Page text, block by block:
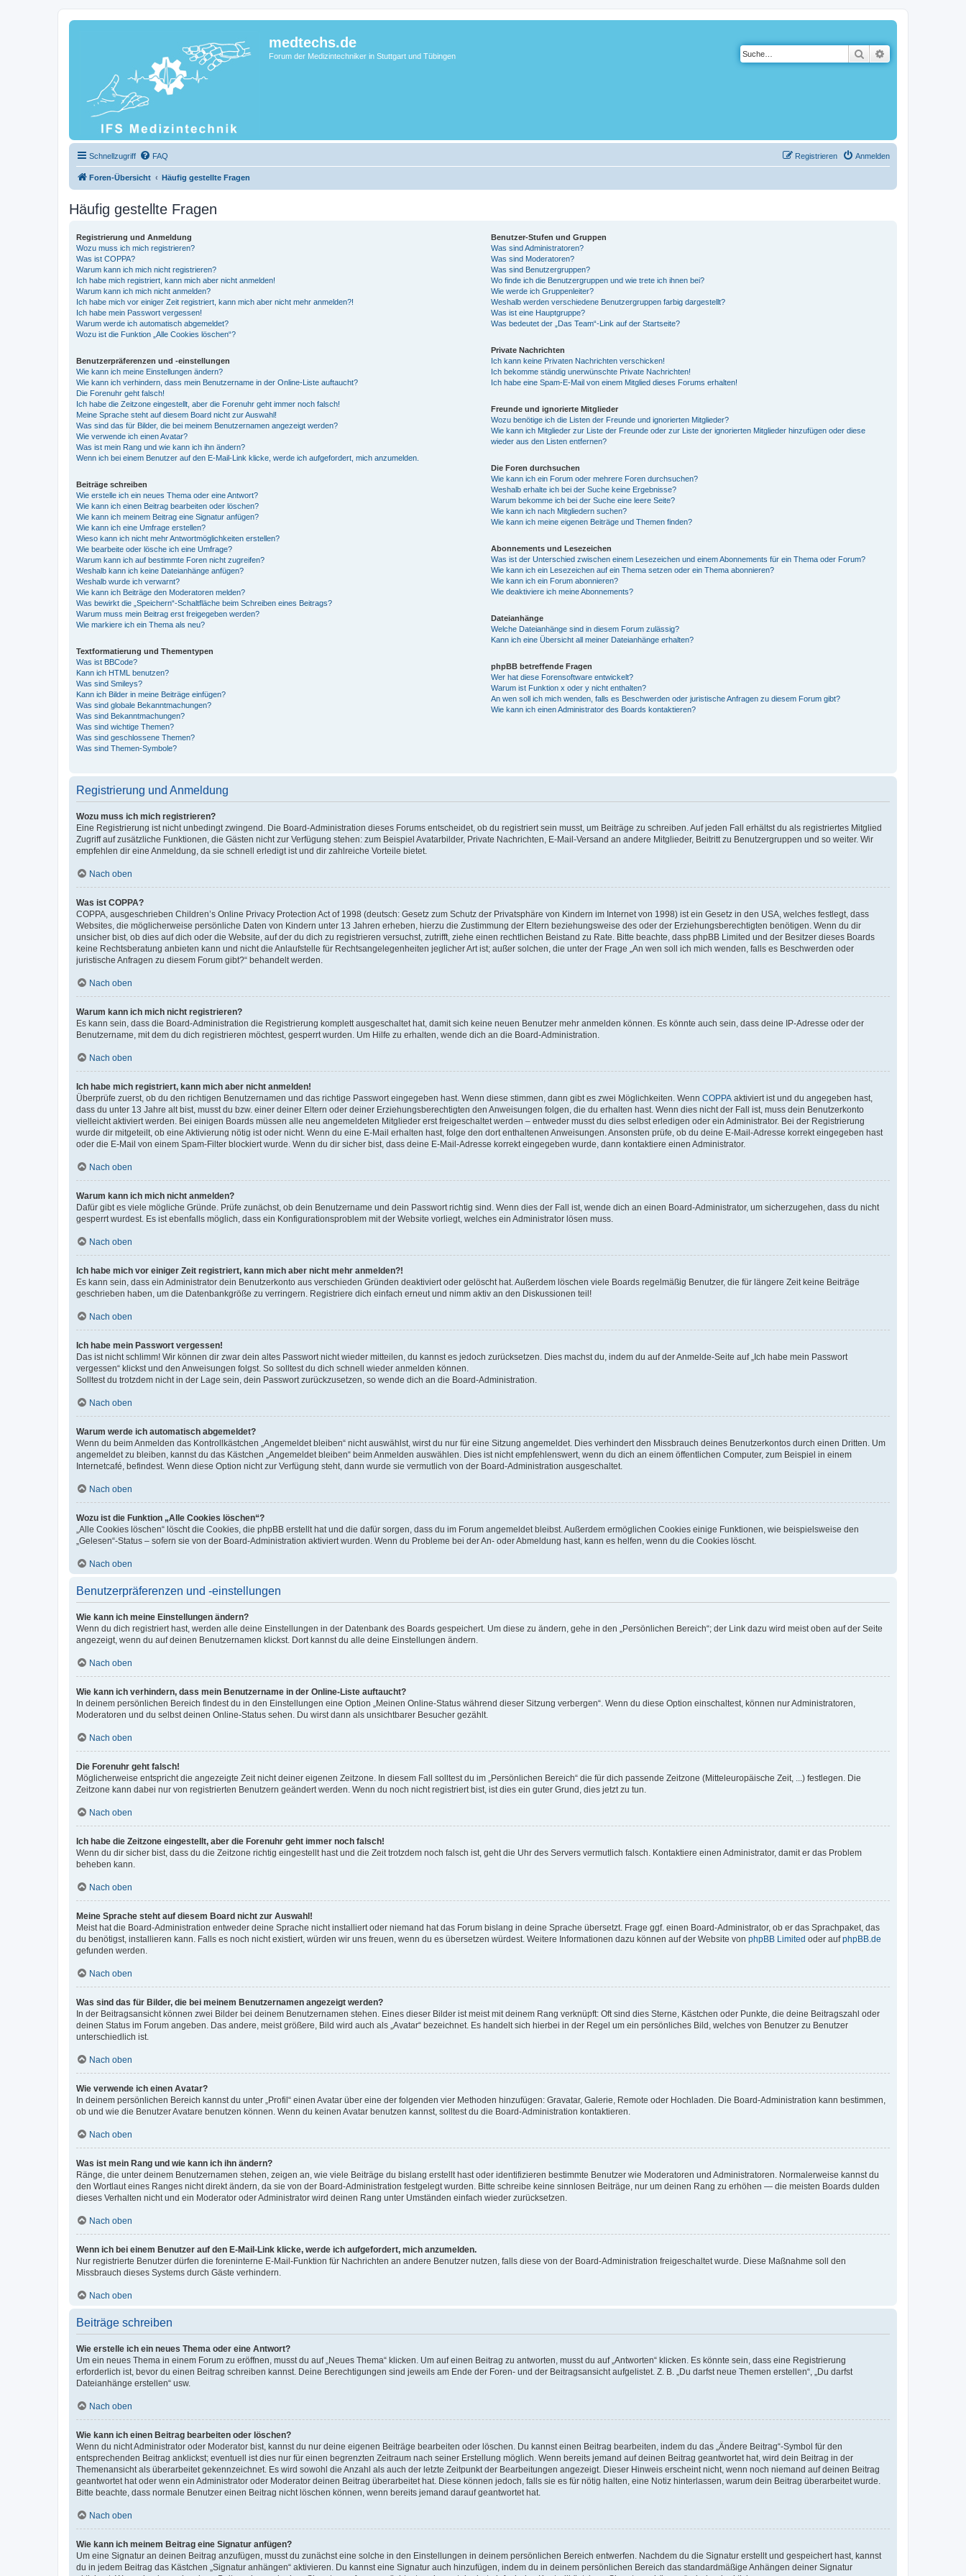
medtechs.de
Forum der Medizintechniker in Stuttgart und Tübingen Suche
Schnellzugriff FAQ Anmelden
Registrieren
Foren-Übersicht Häufig gestellte Fragen
Häufig gestellte Fragen
Registrierung und Anmeldung
Wozu muss ich mich registrieren?
Was ist COPPA?
Warum kann ich mich nicht registrieren?
Ich habe mich registriert, kann mich aber nicht anmelden!
Warum kann ich mich nicht anmelden?
Ich habe mich vor einiger Zeit registriert, kann mich aber nicht mehr anmelden?!
Ich habe mein Passwort vergessen!
Warum werde ich automatisch abgemeldet?
Wozu ist die Funktion „Alle Cookies löschen“?
Benutzerpräferenzen und -einstellungen
Wie kann ich meine Einstellungen ändern?
Wie kann ich verhindern, dass mein Benutzername in der Online-Liste auftaucht?
Die Forenuhr geht falsch!
Ich habe die Zeitzone eingestellt, aber die Forenuhr geht immer noch falsch!
Meine Sprache steht auf diesem Board nicht zur Auswahl!
Was sind das für Bilder, die bei meinem Benutzernamen angezeigt werden?
Wie verwende ich einen Avatar?
Was ist mein Rang und wie kann ich ihn ändern?
Wenn ich bei einem Benutzer auf den E-Mail-Link klicke, werde ich aufgefordert, mich anzumelden.
Beiträge schreiben
Wie erstelle ich ein neues Thema oder eine Antwort?
Wie kann ich einen Beitrag bearbeiten oder löschen?
Wie kann ich meinem Beitrag eine Signatur anfügen?
Wie kann ich eine Umfrage erstellen?
Wieso kann ich nicht mehr Antwortmöglichkeiten erstellen?
Wie bearbeite oder lösche ich eine Umfrage?
Warum kann ich auf bestimmte Foren nicht zugreifen?
Weshalb kann ich keine Dateianhänge anfügen?
Weshalb wurde ich verwarnt?
Wie kann ich Beiträge den Moderatoren melden?
Was bewirkt die „Speichern“-Schaltfläche beim Schreiben eines Beitrags?
Warum muss mein Beitrag erst freigegeben werden?
Wie markiere ich ein Thema als neu?
Textformatierung und Thementypen
Was ist BBCode?
Kann ich HTML benutzen?
Was sind Smileys?
Kann ich Bilder in meine Beiträge einfügen?
Was sind globale Bekanntmachungen?
Was sind Bekanntmachungen?
Was sind wichtige Themen?
Was sind geschlossene Themen?
Was sind Themen-Symbole?
Benutzer-Stufen und Gruppen
Was sind Administratoren?
Was sind Moderatoren?
Was sind Benutzergruppen?
Wo finde ich die Benutzergruppen und wie trete ich ihnen bei?
Wie werde ich Gruppenleiter?
Weshalb werden verschiedene Benutzergruppen farbig dargestellt?
Was ist eine Hauptgruppe?
Was bedeutet der „Das Team“-Link auf der Startseite?
Private Nachrichten
Ich kann keine Privaten Nachrichten verschicken!
Ich bekomme ständig unerwünschte Private Nachrichten!
Ich habe eine Spam-E-Mail von einem Mitglied dieses Forums erhalten!
Freunde und ignorierte Mitglieder
Wozu benötige ich die Listen der Freunde und ignorierten Mitglieder?
Wie kann ich Mitglieder zur Liste der Freunde oder zur Liste der ignorierten Mitglieder hinzufügen oder diese
wieder aus den Listen entfernen?
Die Foren durchsuchen
Wie kann ich ein Forum oder mehrere Foren durchsuchen?
Weshalb erhalte ich bei der Suche keine Ergebnisse?
Warum bekomme ich bei der Suche eine leere Seite?
Wie kann ich nach Mitgliedern suchen?
Wie kann ich meine eigenen Beiträge und Themen finden?
Abonnements und Lesezeichen
Was ist der Unterschied zwischen einem Lesezeichen und einem Abonnements für ein Thema oder Forum?
Wie kann ich ein Lesezeichen auf ein Thema setzen oder ein Thema abonnieren?
Wie kann ich ein Forum abonnieren?
Wie deaktiviere ich meine Abonnements?
Dateianhänge
Welche Dateianhänge sind in diesem Forum zulässig?
Kann ich eine Übersicht all meiner Dateianhänge erhalten?
phpBB betreffende Fragen
Wer hat diese Forensoftware entwickelt?
Warum ist Funktion x oder y nicht enthalten?
An wen soll ich mich wenden, falls es Beschwerden oder juristische Anfragen zu diesem Forum gibt?
Wie kann ich einen Administrator des Boards kontaktieren?
Registrierung und Anmeldung
Wozu muss ich mich registrieren?
Eine Registrierung ist nicht unbedingt zwingend. Die Board-Administration dieses Forums entscheidet, ob du registriert sein musst, um Beiträge zu schreiben. Auf jeden Fall erhältst du als registriertes Mitglied
Zugriff auf zusätzliche Funktionen, die Gästen nicht zur Verfügung stehen: zum Beispiel Avatarbilder, Private Nachrichten, E-Mail-Versand an andere Mitglieder, Beitritt zu Benutzergruppen und so weiter. Wir
empfehlen dir eine Anmeldung, da sie schnell erledigt ist und dir zahlreiche Vorteile bietet.
Nach oben
Was ist COPPA?
COPPA, ausgeschrieben Children’s Online Privacy Protection Act of 1998 (deutsch: Gesetz zum Schutz der Privatsphäre von Kindern im Internet von 1998) ist ein Gesetz in den USA, welches festlegt, dass
Websites, die möglicherweise persönliche Daten von Kindern unter 13 Jahren erheben, hierzu die Zustimmung der Eltern beziehungsweise des oder der Erziehungsberechtigten benötigen. Wenn du dir
unsicher bist, ob dies auf dich oder die Website, auf der du dich zu registrieren versuchst, zutrifft, ziehe einen rechtlichen Beistand zu Rate. Bitte beachte, dass phpBB Limited und der Besitzer dieses Boards
keine Rechtsberatung anbieten kann und nicht die Anlaufstelle für Rechtsangelegenheiten jeglicher Art ist; außer solchen, die unter der Frage „An wen soll ich mich wenden, falls es Beschwerden oder
juristische Anfragen zu diesem Forum gibt?“ behandelt werden.
Nach oben
Warum kann ich mich nicht registrieren?
Es kann sein, dass die Board-Administration die Registrierung komplett ausgeschaltet hat, damit sich keine neuen Benutzer mehr anmelden können. Es könnte auch sein, dass deine IP-Adresse oder der
Benutzername, mit dem du dich registrieren möchtest, gesperrt wurden. Um Hilfe zu erhalten, wende dich an die Board-Administration.
Nach oben
Ich habe mich registriert, kann mich aber nicht anmelden!
Überprüfe zuerst, ob du den richtigen Benutzernamen und das richtige Passwort eingegeben hast. Wenn diese stimmen, dann gibt es zwei Möglichkeiten. Wenn COPPA aktiviert ist und du angegeben hast,
dass du unter 13 Jahre alt bist, musst du bzw. einer deiner Eltern oder deiner Erziehungsberechtigten den Anweisungen folgen, die du erhalten hast. Wenn dies nicht der Fall ist, muss dein Benutzerkonto
vielleicht aktiviert werden. Bei einigen Boards müssen alle neu angemeldeten Mitglieder erst freigeschaltet werden – entweder musst du dies selbst erledigen oder ein Administrator. Bei der Registrierung
wurde dir mitgeteilt, ob eine Aktivierung nötig ist oder nicht. Wenn du eine E-Mail erhalten hast, folge den dort enthaltenen Anweisungen. Ansonsten prüfe, ob du deine E-Mail-Adresse korrekt eingegeben hast
oder die E-Mail von einem Spam-Filter blockiert wurde. Wenn du dir sicher bist, dass deine E-Mail-Adresse korrekt eingegeben wurde, dann kontaktiere einen Administrator.
Nach oben
Warum kann ich mich nicht anmelden?
Dafür gibt es viele mögliche Gründe. Prüfe zunächst, ob dein Benutzername und dein Passwort richtig sind. Wenn dies der Fall ist, wende dich an einen Board-Administrator, um sicherzugehen, dass du nicht
gesperrt wurdest. Es ist ebenfalls möglich, dass ein Konfigurationsproblem mit der Website vorliegt, welches ein Administrator lösen muss.
Nach oben
Ich habe mich vor einiger Zeit registriert, kann mich aber nicht mehr anmelden?!
Es kann sein, dass ein Administrator dein Benutzerkonto aus verschieden Gründen deaktiviert oder gelöscht hat. Außerdem löschen viele Boards regelmäßig Benutzer, die für längere Zeit keine Beiträge
geschrieben haben, um die Datenbankgröße zu verringern. Registriere dich einfach erneut und nimm aktiv an den Diskussionen teil!
Nach oben
Ich habe mein Passwort vergessen!
Das ist nicht schlimm! Wir können dir zwar dein altes Passwort nicht wieder mitteilen, du kannst es jedoch zurücksetzen. Dies machst du, indem du auf der Anmelde-Seite auf „Ich habe mein Passwort
vergessen“ klickst und den Anweisungen folgst. So solltest du dich schnell wieder anmelden können.
Solltest du trotzdem nicht in der Lage sein, dein Passwort zurückzusetzen, so wende dich an die Board-Administration.
Nach oben
Warum werde ich automatisch abgemeldet?
Wenn du beim Anmelden das Kontrollkästchen „Angemeldet bleiben“ nicht auswählst, wirst du nur für eine Sitzung angemeldet. Dies verhindert den Missbrauch deines Benutzerkontos durch einen Dritten. Um
angemeldet zu bleiben, kannst du das Kästchen „Angemeldet bleiben“ beim Anmelden auswählen. Dies ist nicht empfehlenswert, wenn du dich an einem öffentlichen Computer, zum Beispiel in einem
Internetcafé, befindest. Wenn diese Option nicht zur Verfügung steht, dann wurde sie vermutlich von der Board-Administration ausgeschaltet.
Nach oben
Wozu ist die Funktion „Alle Cookies löschen“?
„Alle Cookies löschen“ löscht die Cookies, die phpBB erstellt hat und die dafür sorgen, dass du im Forum angemeldet bleibst. Außerdem ermöglichen Cookies einige Funktionen, wie beispielsweise den
„Gelesen“-Status – sofern sie von der Board-Administration aktiviert wurden. Wenn du Probleme bei der An- oder Abmeldung hast, kann es helfen, wenn du die Cookies löscht.
Nach oben
Benutzerpräferenzen und -einstellungen
Wie kann ich meine Einstellungen ändern?
Wenn du dich registriert hast, werden alle deine Einstellungen in der Datenbank des Boards gespeichert. Um diese zu ändern, gehe in den „Persönlichen Bereich“; der Link dazu wird meist oben auf der Seite
angezeigt, wenn du auf deinen Benutzernamen klickst. Dort kannst du alle deine Einstellungen ändern.
Nach oben
Wie kann ich verhindern, dass mein Benutzername in der Online-Liste auftaucht?
In deinem persönlichen Bereich findest du in den Einstellungen eine Option „Meinen Online-Status während dieser Sitzung verbergen“. Wenn du diese Option einschaltest, können nur Administratoren,
Moderatoren und du selbst deinen Online-Status sehen. Du wirst dann als unsichtbarer Besucher gezählt.
Nach oben
Die Forenuhr geht falsch!
Möglicherweise entspricht die angezeigte Zeit nicht deiner eigenen Zeitzone. In diesem Fall solltest du im „Persönlichen Bereich“ die für dich passende Zeitzone (Mitteleuropäische Zeit, ...) festlegen. Die
Zeitzone kann dabei nur von registrierten Benutzern geändert werden. Wenn du noch nicht registriert bist, ist dies ein guter Grund, dies jetzt zu tun.
Nach oben
Ich habe die Zeitzone eingestellt, aber die Forenuhr geht immer noch falsch!
Wenn du dir sicher bist, dass du die Zeitzone richtig eingestellt hast und die Zeit trotzdem noch falsch ist, geht die Uhr des Servers vermutlich falsch. Kontaktiere einen Administrator, damit er das Problem
beheben kann.
Nach oben
Meine Sprache steht auf diesem Board nicht zur Auswahl!
Meist hat die Board-Administration entweder deine Sprache nicht installiert oder niemand hat das Forum bislang in deine Sprache übersetzt. Frage ggf. einen Board-Administrator, ob er das Sprachpaket, das
du benötigst, installieren kann. Falls es noch nicht existiert, würden wir uns freuen, wenn du es übersetzen würdest. Weitere Informationen dazu können auf der Website von phpBB Limited oder aufphpBB.de
gefunden werden.
Nach oben
Was sind das für Bilder, die bei meinem Benutzernamen angezeigt werden?
In der Beitragsansicht können zwei Bilder bei deinem Benutzernamen stehen. Eines dieser Bilder ist meist mit deinem Rang verknüpft: Oft sind dies Sterne, Kästchen oder Punkte, die deine Beitragszahl oder
deinen Status im Forum angeben. Das andere, meist größere, Bild wird auch als „Avatar“ bezeichnet. Es handelt sich hierbei in der Regel um ein persönliches Bild, welches von Benutzer zu Benutzer
unterschiedlich ist.
Nach oben
Wie verwende ich einen Avatar?
In deinem persönlichen Bereich kannst du unter „Profil“ einen Avatar über eine der folgenden vier Methoden hinzufügen: Gravatar, Galerie, Remote oder Hochladen. Die Board-Administration kann bestimmen,
ob und wie die Benutzer Avatare benutzen können. Wenn du keinen Avatar benutzen kannst, solltest du die Board-Administration kontaktieren.
Nach oben
Was ist mein Rang und wie kann ich ihn ändern?
Ränge, die unter deinem Benutzernamen stehen, zeigen an, wie viele Beiträge du bislang erstellt hast oder identifizieren bestimmte Benutzer wie Moderatoren und Administratoren. Normalerweise kannst du
den Wortlaut eines Ranges nicht direkt ändern, da sie von der Board-Administration festgelegt wurden. Bitte schreibe keine sinnlosen Beiträge, nur um deinen Rang zu erhöhen — die meisten Boards dulden
dieses Verhalten nicht und ein Moderator oder Administrator wird deinen Rang unter Umständen einfach wieder zurücksetzen.
Nach oben
Wenn ich bei einem Benutzer auf den E-Mail-Link klicke, werde ich aufgefordert, mich anzumelden.
Nur registrierte Benutzer dürfen die foreninterne E-Mail-Funktion für Nachrichten an andere Benutzer nutzen, falls diese von der Board-Administration freigeschaltet wurde. Diese Maßnahme soll den
Missbrauch dieses Systems durch Gäste verhindern.
Nach oben
Beiträge schreiben
Wie erstelle ich ein neues Thema oder eine Antwort?
Um ein neues Thema in einem Forum zu eröffnen, musst du auf „Neues Thema“ klicken. Um auf einen Beitrag zu antworten, musst du auf „Antworten“ klicken. Es könnte sein, dass eine Registrierung
erforderlich ist, bevor du einen Beitrag schreiben kannst. Deine Berechtigungen sind jeweils am Ende der Foren- und der Beitragsansicht aufgelistet. Z. B. „Du darfst neue Themen erstellen“, „Du darfst
Dateianhänge erstellen“ usw.
Nach oben
Wie kann ich einen Beitrag bearbeiten oder löschen?
Wenn du nicht Administrator oder Moderator bist, kannst du nur deine eigenen Beiträge bearbeiten oder löschen. Du kannst einen Beitrag bearbeiten, indem du das „Ändere Beitrag“-Symbol für den
entsprechenden Beitrag anklickst; eventuell ist dies nur für einen begrenzten Zeitraum nach seiner Erstellung möglich. Wenn bereits jemand auf deinen Beitrag geantwortet hat, wird dein Beitrag in der
Themenansicht als überarbeitet gekennzeichnet. Es wird sowohl die Anzahl als auch der letzte Zeitpunkt der Bearbeitungen angezeigt. Dieser Hinweis erscheint nicht, wenn noch niemand auf deinen Beitrag
geantwortet hat oder wenn ein Administrator oder Moderator deinen Beitrag überarbeitet hat. Diese können jedoch, falls sie es für nötig halten, eine Notiz hinterlassen, warum dein Beitrag überarbeitet wurde.
Bitte beachte, dass normale Benutzer einen Beitrag nicht löschen können, wenn bereits jemand darauf geantwortet hat.
Nach oben
Wie kann ich meinem Beitrag eine Signatur anfügen?
Um eine Signatur an deinen Beitrag anzufügen, musst du zunächst eine solche in den Einstellungen in deinem persönlichen Bereich entwerfen. Nachdem du die Signatur erstellt und gespeichert hast, kannst
du in jedem Beitrag das Kästchen „Signatur anhängen“ aktivieren. Du kannst eine Signatur auch hinzufügen, indem du in deinem persönlichen Bereich das standardmäßige Anhängen deiner Signatur